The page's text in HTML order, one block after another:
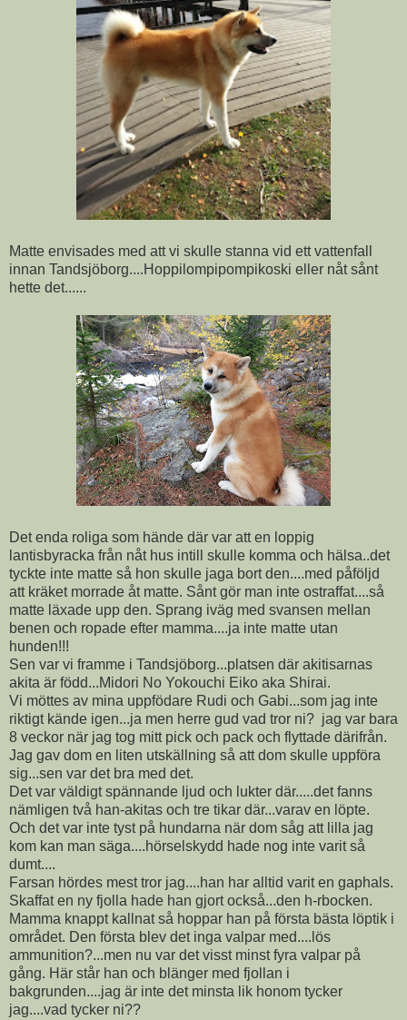
Matte envisades med att vi skulle stanna vid ett vattenfall
innan Tandsjöborg....Hoppilompipompikoski eller nåt sånt
hette det......
Det enda roliga som hände där var att en loppig
lantisbyracka från nåt hus intill skulle komma och hälsa..det
tyckte inte matte så hon skulle jaga bort den....med påföljd
att kräket morrade åt matte. Sånt gör man inte ostraffat....så
matte läxade upp den. Sprang iväg med svansen mellan
benen och ropade efter mamma....ja inte matte utan
hunden!!!
Sen var vi framme i Tandsjöborg...platsen där akitisarnas
akita är född...Midori No Yokouchi Eiko aka Shirai.
Vi möttes av mina uppfödare Rudi och Gabi...som jag inte
riktigt kände igen...ja men herre gud vad tror ni? jag var bara
8 veckor när jag tog mitt pick och pack och flyttade därifrån.
Jag gav dom en liten utskällning så att dom skulle uppföra
sig...sen var det bra med det.
Det var väldigt spännande ljud och lukter där.....det fanns
nämligen två han-akitas och tre tikar där...varav en löpte.
Och det var inte tyst på hundarna när dom såg att lilla jag
kom kan man säga....hörselskydd hade nog inte varit så
dumt....
Farsan hördes mest tror jag....han har alltid varit en gaphals.
Skaffat en ny fjolla hade han gjort också...den h-rbocken.
Mamma knappt kallnat så hoppar han på första bästa löptik i
området. Den första blev det inga valpar med....lös
ammunition?...men nu var det visst minst fyra valpar på
gång. Här står han och blänger med fjollan i
bakgrunden....jag är inte det minsta lik honom tycker
jag....vad tycker ni??